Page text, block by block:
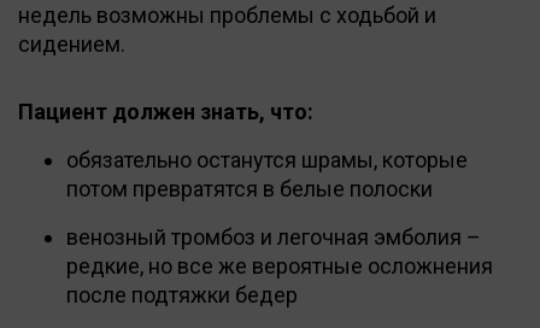
недель возможны проблемы с ходьбой и
сидением.
Пациент должен знать, что:
обязательно останутся шрамы, которые
потом превратятся в белые полоски
венозный тромбоз и легочная эмболия –
редкие, но все же вероятные осложнения
после подтяжки бедер